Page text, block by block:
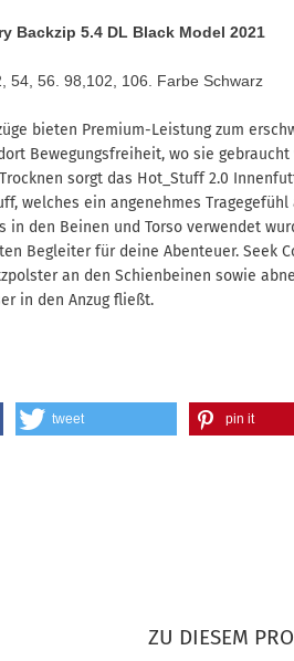
Backzip 5.4 DL Black Model 2021
54, 56. 98,102, 106. Farbe Schwarz
bieten Premium-Leistung zum
Bewegungsfreiheit, wo sie
sorgt das Hot_Stuff 2.0
welches ein angenehmes
in den Beinen und Torso verwendet
Begleiter für deine Abenteuer. Seek
an den Schienbeinen sowie
in den Anzug fließt.
tweet pin it
ZU DIESEM